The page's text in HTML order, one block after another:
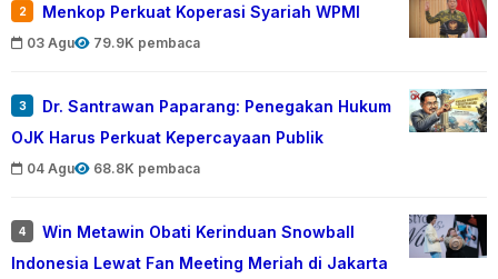
2 Menkop Perkuat Koperasi Syariah WPMI
03 Agu 79.9K pembaca
3
Dr. Santrawan Paparang: Penegakan Hukum
OJK Harus Perkuat Kepercayaan Publik
04 Agu 68.8K pembaca
4
Win Metawin Obati Kerinduan Snowball
Indonesia Lewat Fan Meeting Meriah di Jakarta